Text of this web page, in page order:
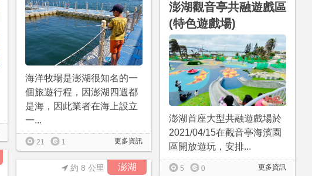
海洋牧場是澎湖很知名的一
個旅遊行程，因澎湖四週都
是海，因此業者在海上設立
一...
更多資訊
21 1
澎湖觀音亭共融遊戲區
(特色遊戲場)
澎湖首座大型共融遊戲場於
2021/04/15在觀音亭海濱園
區開放遊玩，安排...
更多資訊
5 0
澎湖
約 8 公里